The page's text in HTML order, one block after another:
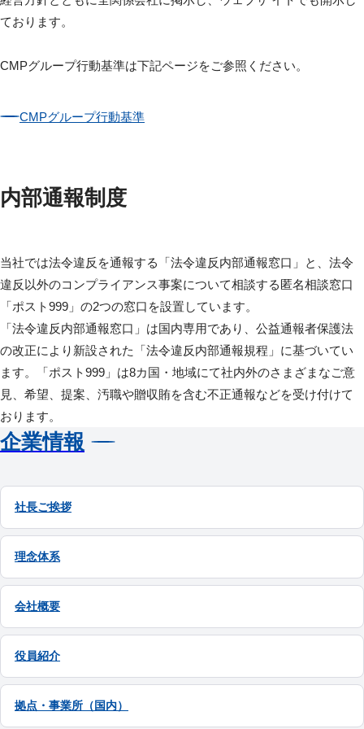
ております。
CMPグループ行動基準は下記ページをご参照ください。
CMPグループ行動基準
内部通報制度
当社では法令違反を通報する「法令違反内部通報窓口」と、法令
違反以外のコンプライアンス事案について相談する匿名相談窓口
「ポスト999」の2つの窓口を設置しています。
「法令違反内部通報窓口」は国内専用であり、公益通報者保護法
の改正により新設された「法令違反内部通報規程」に基づいてい
ます。「ポスト999」は8カ国・地域にて社内外のさまざまなご意
見、希望、提案、汚職や贈収賄を含む不正通報などを受け付けて
おります。
企業情報
社長ご挨拶
理念体系
会社概要
役員紹介
拠点・事業所（国内）